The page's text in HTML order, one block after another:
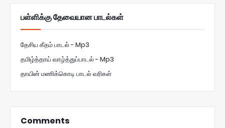
பள்ளிக்கு தேவையான பாடல்கள்
தேசிய கீதம் பாடல் - Mp3
தமிழ்த்தாய் வாழ்த்துப்பாடல் - Mp3
தாயின் மணிக்கொடி பாடல் வரிகள்
Comments